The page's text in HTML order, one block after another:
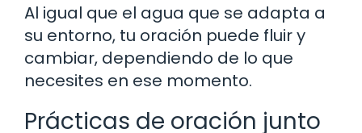
Al igual que el agua que se adapta a
su entorno, tu oración puede fluir y
cambiar, dependiendo de lo que
necesites en ese momento.
Prácticas de oración junto